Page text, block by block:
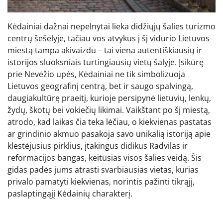
Kėdainiai dažnai nepelnytai lieka didžiųjų šalies turizmo
centrų šešėlyje, tačiau vos atvykus į šį vidurio Lietuvos
miestą tampa akivaizdu – tai viena autentiškiausių ir
istorijos sluoksniais turtingiausių vietų šalyje. Įsikūrę
prie Nevėžio upės, Kėdainiai ne tik simbolizuoja
Lietuvos geografinį centrą, bet ir saugo spalvingą,
daugiakultūrę praeitį, kurioje persipynė lietuvių, lenkų,
žydų, škotų bei vokiečių likimai. Vaikštant po šį miestą,
atrodo, kad laikas čia teka lėčiau, o kiekvienas pastatas
ar grindinio akmuo pasakoja savo unikalią istoriją apie
klestėjusius pirklius, įtakingus didikus Radvilas ir
reformacijos bangas, keitusias visos šalies veidą. Šis
gidas padės jums atrasti svarbiausias vietas, kurias
privalo pamatyti kiekvienas, norintis pažinti tikrąjį,
paslaptingąjį Kėdainių charakterį.